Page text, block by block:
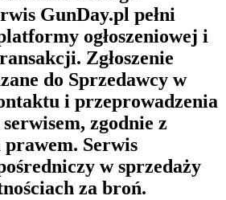
GunDay.pl pełni
ogłoszeniowej i
Zgłoszenie
do Sprzedawcy w
i przeprowadzenia
zgodnie z
Serwis
w sprzedaży
za broń.